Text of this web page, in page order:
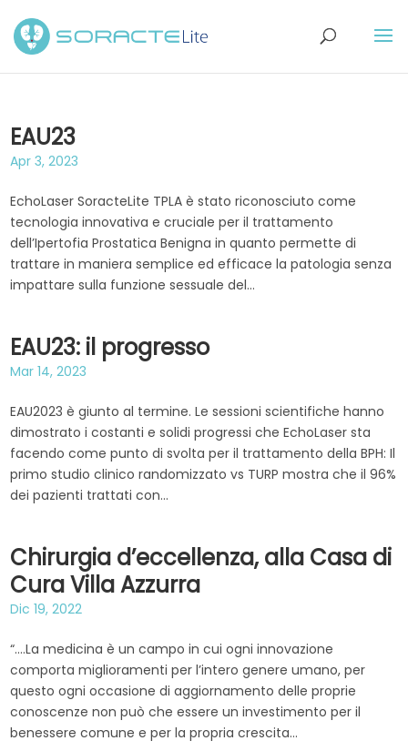
EAU23
Apr 3, 2023
EchoLaser SoracteLite TPLA è stato riconosciuto come
tecnologia innovativa e cruciale per il trattamento
dell’Ipertofia Prostatica Benigna in quanto permette di
trattare in maniera semplice ed efficace la patologia senza
impattare sulla funzione sessuale del...
EAU23: il progresso
Mar 14, 2023
EAU2023 è giunto al termine. Le sessioni scientifiche hanno
dimostrato i costanti e solidi progressi che EchoLaser sta
facendo come punto di svolta per il trattamento della BPH: Il
primo studio clinico randomizzato vs TURP mostra che il 96%
dei pazienti trattati con...
Chirurgia d’eccellenza, alla Casa di
Cura Villa Azzurra
Dic 19, 2022
“….La medicina è un campo in cui ogni innovazione
comporta miglioramenti per l’intero genere umano, per
questo ogni occasione di aggiornamento delle proprie
conoscenze non può che essere un investimento per il
benessere comune e per la propria crescita...